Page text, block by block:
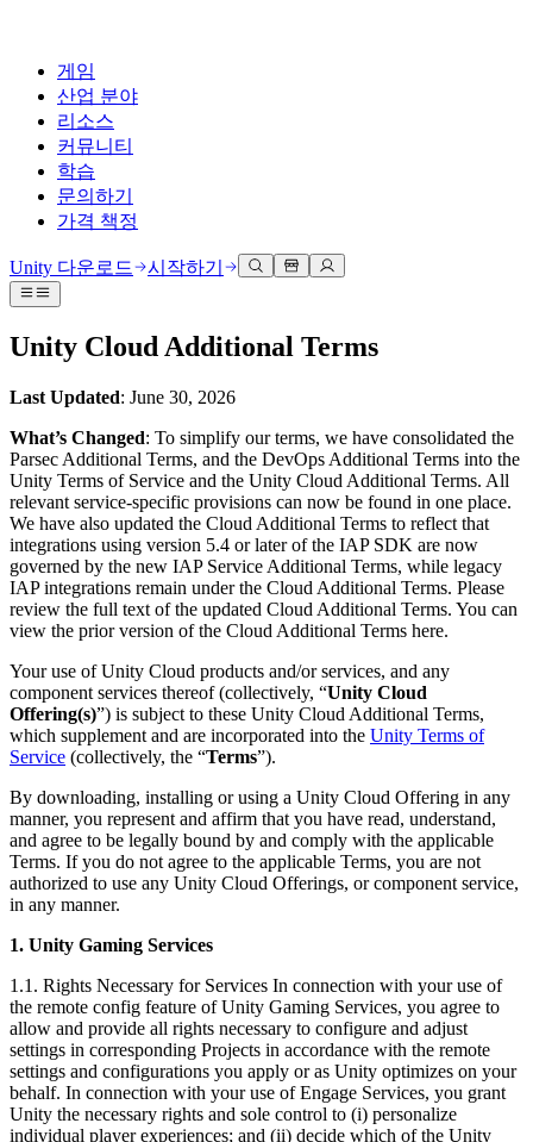
게임
산업 분야
리소스
커뮤니티
학습
문의하기
가격 책정
Unity 엔진
모든 플랫폼 위한 2D 및 3D 게임 제작
팀과 함께 신속한 협업과 반복 작업을 수행하세요.
Unity 다운로드
플랜 및 가격
배포
멀티플랫폼
Unity가 지원하는 25개 이상의 플랫폼을 살펴보세요.
출시 후 인사이트를 확인하고 라이브 게임을 운영하세요.
성장
사용자 확보
모바일 사용자를 검색하고 Acquire
인앱 결제
매장 및 D2C 전반에 걸쳐 IAP 관리하세요.
수익화
Unity로 광고하세요
Unity로 수익화하세요
활용 부문
모바일 게임
Unity로 모바일 히트작을 제작하고 성장시키세요.
인디 게임
소규모 팀으로 대작 게임을 출시하세요.
3D 협업
실시간 3D 프로젝트 빌드 및 검토
몰입도 높은 환경 제작
고객 경험
인터랙티브 3D 경험 제작
산업 분야
제조업
운영 우수성 확보
상점 경험을 온라인 경험으로 전환
자동차
혁신을 가속화하고 차량 내 경험을 향상시키세요.
기술 자료
공식 유저. '광고 지면'의 타겟 고객 매뉴얼 및 API 레퍼런스
개발자 툴
릴리스 버전 및 이슈 트래커
로드맵
예정된 기능 검토
용어집
기술 용어 라이브러리
분석 자료
활용 사례
실제 성공 사례
베스트 프랙티스 가이드
전문가 팁
데모
데모, 샘플 및 빌딩 블록
모든 리소스
새로운 기능
블로그
업데이트, 정보, 기술 팁
뉴스
뉴스, 스토리, 보도 센터
토론
토론, 문제 해결, 소통
이벤트
글로벌 이벤트 및 현지 이벤트
커뮤니티 사례
Made with Unity
Unity 크리에이터 소개
Livestreams
개발자, 크리에이터, Insider와의 소통
전 세계 Unity 크리에이터 축하
Unity Learn
Unity 강사와 함께 팀의 역량을 강화하세요
Unity 처음 사용하시나요
시작하기
학습 시작하기
Unity 필수 학습 길잡이
Unity 사용이 처음이신가요? 여정 시작하기
사용법 가이드
실용적인 팁 및 베스트 프랙티스
교육
학생용
커리어 시작하기
교육 담당자 대상 교육
교육 효율 극대화
교육 라이선스
자격증
Unity 숙련도를 입증하세요
도움 받기
성공을 위한 Unity
전문가 지원을 통해 더 빠르게 목표 도달률 달성
FAQ
일반적인 질문에 대한 답변
문의하기
유니티 팀과 소통하기
Unity 다운로드 시작하기
Unity Cloud Additional Terms
Last Updated: June 30, 2026
What’s Changed: To simplify our terms, we have consolidated the
Parsec Additional Terms, and the DevOps Additional Terms into the
Unity Terms of Service and the Unity Cloud Additional Terms. All
relevant service-specific provisions can now be found in one place.
We have also updated the Cloud Additional Terms to reflect that
integrations using version 5.4 or later of the IAP SDK are now
governed by the new IAP Service Additional Terms, while legacy
IAP integrations remain under the Cloud Additional Terms. Please
review the full text of the updated Cloud Additional Terms. You can
view the prior version of the Cloud Additional Terms here.
Your use of Unity Cloud products and/or services, and any
component services thereof (collectively, “Unity Cloud
Offering(s)”) is subject to these Unity Cloud Additional Terms,
which supplement and are incorporated into the Unity Terms of
Service (collectively, the “Terms”).
By downloading, installing or using a Unity Cloud Offering in any
manner, you represent and affirm that you have read, understand,
and agree to be legally bound by and comply with the applicable
Terms. If you do not agree to the applicable Terms, you are not
authorized to use any Unity Cloud Offerings, or component service,
in any manner.
1. Unity Gaming Services
1.1. Rights Necessary for Services In connection with your use of
the remote config feature of Unity Gaming Services, you agree to
allow and provide all rights necessary to configure and adjust
settings in corresponding Projects in accordance with the remote
settings and configurations you apply or as Unity optimizes on your
behalf. In connection with your use of Engage Services, you grant
Unity the necessary rights and sole control to (i) personalize
individual player experiences; and (ii) decide which of the Unity